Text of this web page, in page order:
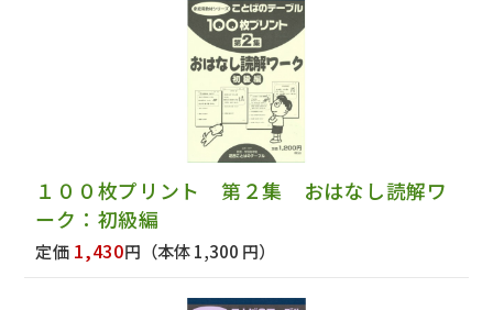
１００枚プリント 第２集 おはなし読解ワ
ーク：初級編
定価 1,430円 （本体 1,300 円）